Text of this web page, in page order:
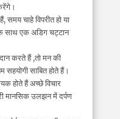
चाहे विपरीत हो या
एक अडिग चट्टान
करते हैं ,तो मन की
साबित होते हैं।
होते हैं अच्छे विचार
मानसिक उलझन में दर्पण